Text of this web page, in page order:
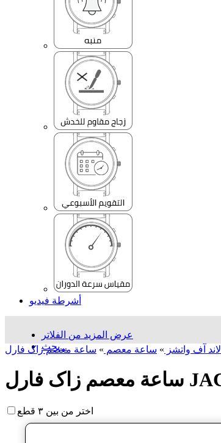
أشرطة فيديو
عرض المزيد من الفلاتر
بحث...
لاند آف واتشز » ساعة معصم »
اختر من بين ٣ قطع